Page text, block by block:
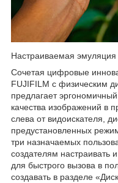
Настраиваемая
Сочетая цифровые
FUJIFILM с физическим
предлагает
качества изображений в
слева от видоискателя,
предустановленных
три назначаемых
создателям настраивать
для быстрого вызова в
создавать в разделе